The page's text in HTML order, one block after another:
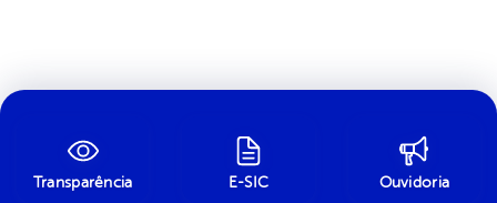
Transparência E-SIC Ouvidoria